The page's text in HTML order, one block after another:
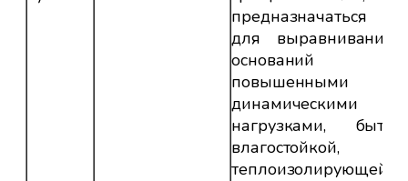
предназначаться
для выравнивания
оснований с
повышенными
динамическими
нагрузками, быть
влагостойкой,
теплоизолирующей